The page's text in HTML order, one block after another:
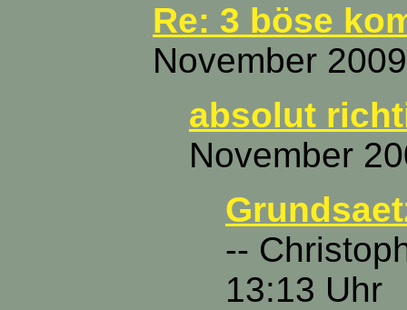
Re: 3 böse
November
absolut
November
--
13:13 Uhr